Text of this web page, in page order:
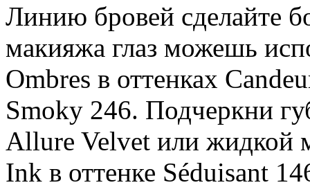
Линию бровей сделайте
макияжа глаз можешь
Ombres в оттенках
Smoky 246. Подчеркни
Allure Velvet или жидкой
Ink в оттенке Séduisant